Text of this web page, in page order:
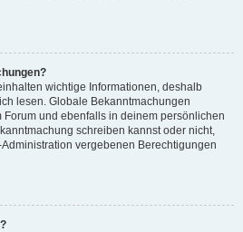
wichtige Informationen, deshalb
lesen. Globale Bekanntmachungen
und ebenfalls in deinem persönlichen
schreiben kannst oder nicht,
vergebenen Berechtigungen